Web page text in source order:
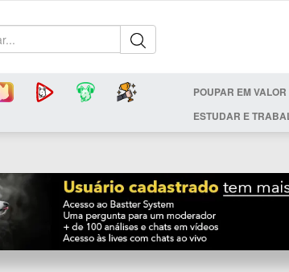
POUPAR EM VALOR
ESTUDAR E